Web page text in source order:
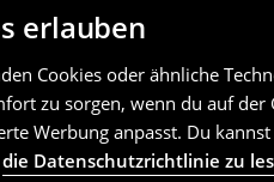
erlauben
Cookies oder ähnliche
zu sorgen, wenn du auf
Werbung anpasst. Du
die Datenschutzrichtlinie zu